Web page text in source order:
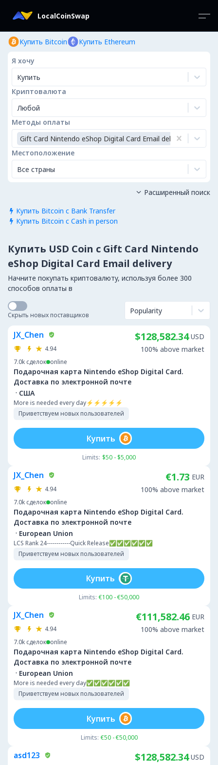
LocalCoinSwap
Купить Bitcoin Купить Ethereum
Я хочу
Купить
Криптовалюта
Любой
Методы оплаты
Gift Card Nintendo eShop Digital Card Email delivery
Местоположение
Все страны
 Купить Bitcoin с Bank Transfer
 Купить Bitcoin с Cash in person
 Расширенный поиск
Купить USD Coin с Gift Card Nintendo
eShop Digital Card Email delivery
Начните покупать криптовалюту, используя более 300
способов оплаты в
Скрыть новых поставщиков Popularity
JX_Chen
4.94
7.0k сделок online
Подарочная карта Nintendo eShop Digital Card.
Доставка по электронной почте
· США
More is needed every day⚡️⚡️⚡️⚡️⚡️
Приветствуем новых пользователей
$128,582.34 USD
100% above market
Limits: $50 - $5,000
Купить
JX_Chen
4.94
7.0k сделок online
Подарочная карта Nintendo eShop Digital Card.
Доставка по электронной почте
· European Union
LCS Rank 24------------Quick Release✅✅✅✅✅✅
Приветствуем новых пользователей
€1.73 EUR
100% above market
Limits: €100 - €50,000
Купить
JX_Chen
4.94
7.0k сделок online
Подарочная карта Nintendo eShop Digital Card.
Доставка по электронной почте
· European Union
More is needed every day✅✅✅✅✅✅
Приветствуем новых пользователей
€111,582.46 EUR
100% above market
Limits: €50 - €50,000
Купить
asd123 $128,582.34 USD